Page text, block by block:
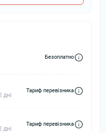
Безоплатно
дні
Тариф перевізника
дні
Тариф перевізника